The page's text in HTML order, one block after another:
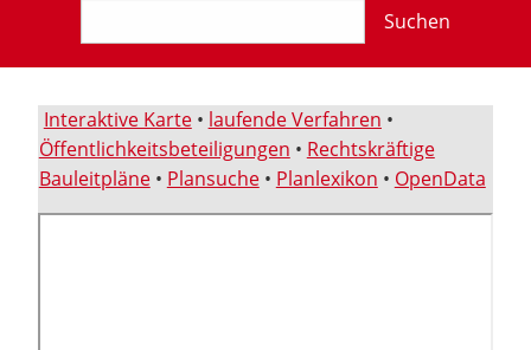
Suchen
Interaktive Karte• laufende Verfahren •
Öffentlichkeitsbeteiligungen • Rechtskräftige
Bauleitpläne• Plansuche• Planlexikon • OpenData